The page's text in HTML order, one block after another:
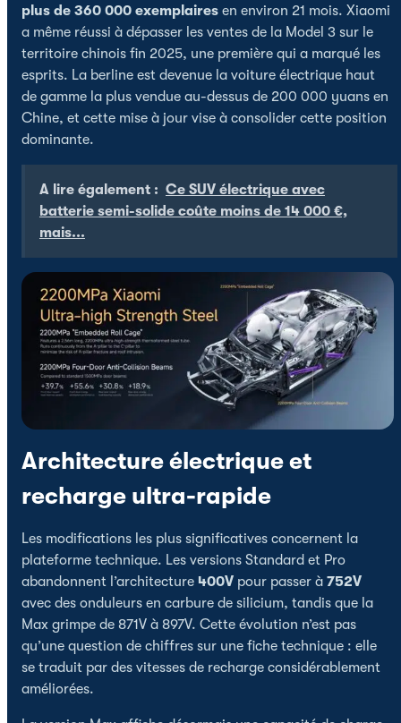
plus de 360 000 exemplaires en environ 21 mois. Xiaomi
a même réussi à dépasser les ventes de la Model 3 sur le
territoire chinois fin 2025, une première qui a marqué les
esprits. La berline est devenue la voiture électrique haut
de gamme la plus vendue au-dessus de 200 000 yuans en
Chine, et cette mise à jour vise à consolider cette position
dominante.
A lire également : Ce SUV électrique avec
batterie semi-solide coûte moins de 14 000 €,
mais...
Architecture électrique et
recharge ultra-rapide
Les modifications les plus significatives concernent la
plateforme technique. Les versions Standard et Pro
abandonnent l’architecture 400V pour passer à 752V
avec des onduleurs en carbure de silicium, tandis que la
Max grimpe de 871V à 897V. Cette évolution n’est pas
qu’une question de chiffres sur une fiche technique : elle
se traduit par des vitesses de recharge considérablement
améliorées.